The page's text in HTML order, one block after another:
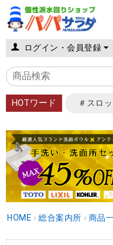
ログイン・会員登録
HOTワード ＃スロ
HOME › 総合案内所 › 商品